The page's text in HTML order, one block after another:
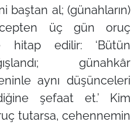
baştan al; (günahların)
üç gün oruç
hitap edilir: ‘Bütün
günahkâr
aynı düşünceleri
şefaat et.’ Kim
tutarsa, cehennemin